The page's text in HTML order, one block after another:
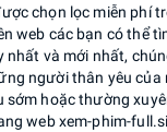
chọn lọc miễn phí
web các bạn có thể
nhất và mới nhất,
người thân yêu của
sớm hoặc thường
web xem-phim-